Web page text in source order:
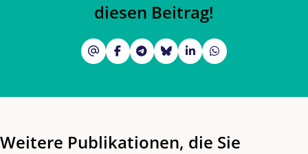
diesen Beitrag!
Weitere Publikationen, die Sie